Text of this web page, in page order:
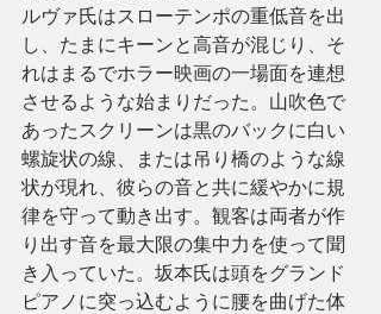
ルヴァ氏はスローテンポの重低音を出
し、たまにキーンと高音が混じり、そ
れはまるでホラー映画の一場面を連想
させるような始まりだった。山吹色で
あったスクリーンは黒のバックに白い
螺旋状の線、または吊り橋のような線
状が現れ、彼らの音と共に緩やかに規
律を守って動き出す。観客は両者が作
り出す音を最大限の集中力を使って聞
き入っていた。坂本氏は頭をグランド
ピアノに突っ込むように腰を曲げた体